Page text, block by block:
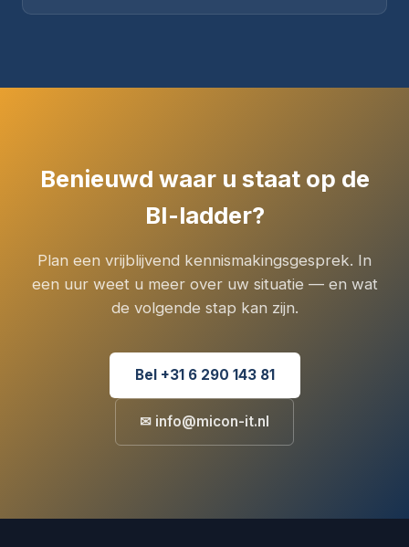
Benieuwd waar u staat op de
BI-ladder?
Plan een vrijblijvend kennismakingsgesprek. In
een uur weet u meer over uw situatie — en wat
de volgende stap kan zijn.
Bel +31 6 290 143 81
✉ info@micon-it.nl